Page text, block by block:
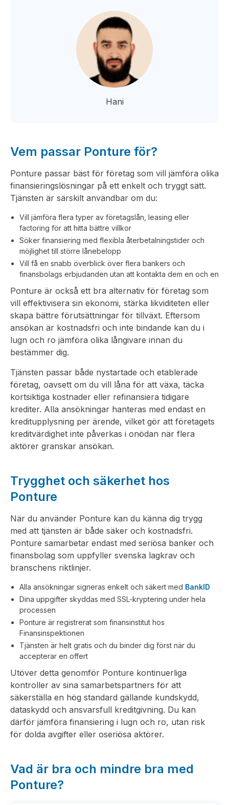
Hani
Vem passar Ponture för?
Ponture passar bäst för företag som vill jämföra olika
finansieringslösningar på ett enkelt och tryggt sätt.
Tjänsten är särskilt användbar om du:
Vill jämföra flera typer av företagslån, leasing eller
factoring för att hitta bättre villkor
Söker finansiering med flexibla återbetalningstider och
möjlighet till större lånebelopp
Vill få en snabb överblick över flera bankers och
finansbolags erbjudanden utan att kontakta dem en och en
Ponture är också ett bra alternativ för företag som
vill effektivisera sin ekonomi, stärka likviditeten eller
skapa bättre förutsättningar för tillväxt. Eftersom
ansökan är kostnadsfri och inte bindande kan du i
lugn och ro jämföra olika långivare innan du
bestämmer dig.
Tjänsten passar både nystartade och etablerade
företag, oavsett om du vill låna för att växa, täcka
kortsiktiga kostnader eller refinansiera tidigare
krediter. Alla ansökningar hanteras med endast en
kreditupplysning per ärende, vilket gör att företagets
kreditvärdighet inte påverkas i onödan när flera
aktörer granskar ansökan.
Trygghet och säkerhet hos
Ponture
När du använder Ponture kan du känna dig trygg
med att tjänsten är både säker och kostnadsfri.
Ponture samarbetar endast med seriösa banker och
finansbolag som uppfyller svenska lagkrav och
branschens riktlinjer.
Alla ansökningar signeras enkelt och säkert med BankID
Dina uppgifter skyddas med SSL-kryptering under hela
processen
Ponture är registrerat som finansinstitut hos
Finansinspektionen
Tjänsten är helt gratis och du binder dig först när du
accepterar en offert
Utöver detta genomför Ponture kontinuerliga
kontroller av sina samarbetspartners för att
säkerställa en hög standard gällande kundskydd,
dataskydd och ansvarsfull kreditgivning. Du kan
därför jämföra finansiering i lugn och ro, utan risk
för dolda avgifter eller oseriösa aktörer.
Vad är bra och mindre bra med
Ponture?